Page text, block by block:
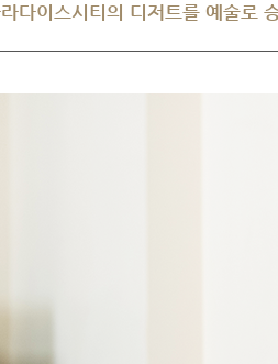
다이스시티의 디저트를 예술로